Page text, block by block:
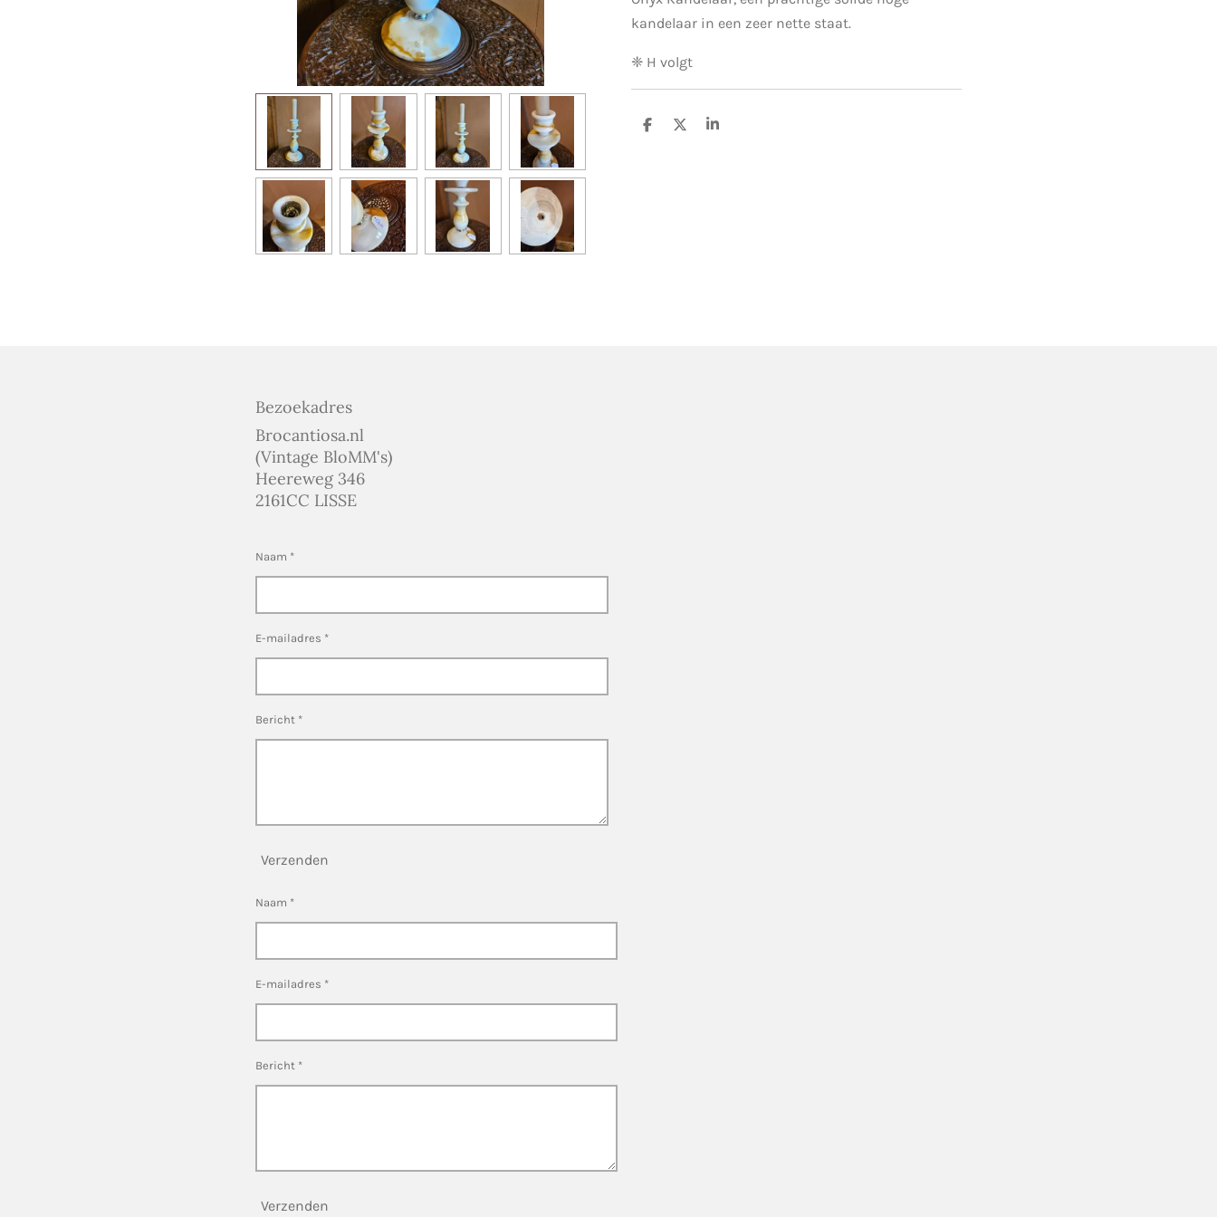
kandelaar in een zeer nette staat.
❈ H volgt
D
D
S
Bezoekadres
Brocantiosa.nl
(Vintage BloMM's)
Heereweg 346
2161CC LISSE
Naam *
E-mailadres *
Bericht *
Verzenden
Naam *
E-mailadres *
Bericht *
Verzenden